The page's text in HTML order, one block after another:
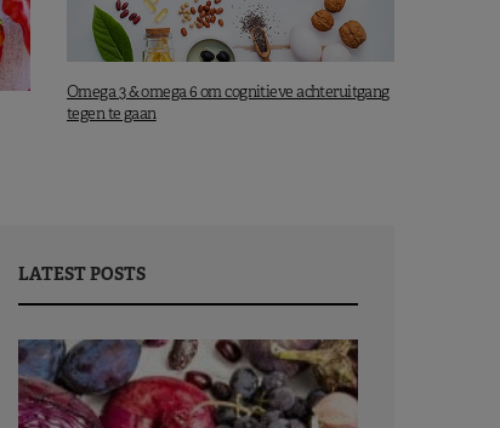
Omega 3 & omega 6 om cognitieve achteruitgang
tegen te gaan
LATEST POSTS